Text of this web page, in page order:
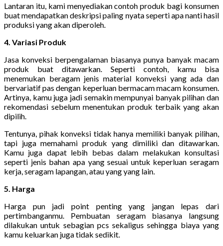
Lantaran itu, kami menyediakan contoh produk bagi konsumen
buat mendapatkan deskripsi paling nyata seperti apa nanti hasil
produksi yang akan diperoleh.
4. Variasi Produk
Jasa konveksi berpengalaman biasanya punya banyak macam
produk buat ditawarkan. Seperti contoh, kamu bisa
menemukan beragam jenis material konveksi yang ada dan
bervariatif pas dengan keperluan bermacam macam konsumen.
Artinya, kamu juga jadi semakin mempunyai banyak pilihan dan
rekomendasi sebelum menentukan produk terbaik yang akan
dipilih.
Tentunya, pihak konveksi tidak hanya memiliki banyak pilihan,
tapi juga memahami produk yang dimiliki dan ditawarkan.
Kamu juga dapat lebih bebas dalam melakukan konsultasi
seperti jenis bahan apa yang sesuai untuk keperluan seragam
kerja, seragam lapangan, atau yang yang lain.
5. Harga
Harga pun jadi point penting yang jangan lepas dari
pertimbanganmu. Pembuatan seragam biasanya langsung
dilakukan untuk sebagian pcs sekaligus sehingga biaya yang
kamu keluarkan juga tidak sedikit.